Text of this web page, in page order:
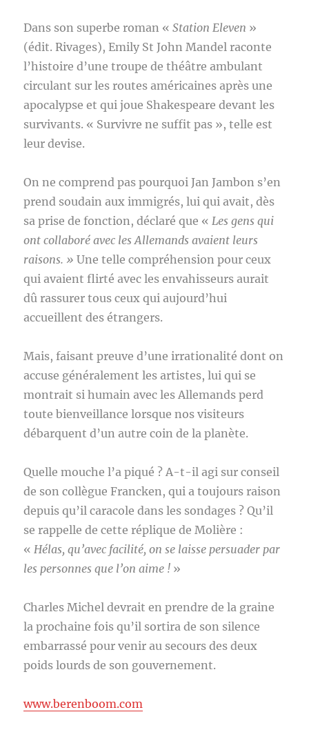
Dans son superbe roman «Station Eleven »
(édit. Rivages), Emily St John Mandel raconte
l’histoire d’une troupe de théâtre ambulant
circulant sur les routes américaines après une
apocalypse et qui joue Shakespeare devant les
survivants. « Survivre ne suffit pas », telle est
leur devise.
On ne comprend pas pourquoi Jan Jambon s’en
prend soudain aux immigrés, lui qui avait, dès
sa prise de fonction, déclaré que «Les gens qui
ont collaboré avec les Allemands avaient leurs
raisons. »Une telle compréhension pour ceux
qui avaient flirté avec les envahisseurs aurait
dû rassurer tous ceux qui aujourd’hui
accueillent des étrangers.
Mais, faisant preuve d’une irrationalité dont on
accuse généralement les artistes, lui qui se
montrait si humain avec les Allemands perd
toute bienveillance lorsque nos visiteurs
débarquent d’un autre coin de la planète.
Quelle mouche l’a piqué ? A-t-il agi sur conseil
de son collègue Francken, qui a toujours raison
depuis qu’il caracole dans les sondages ? Qu’il
se rappelle de cette réplique de Molière :
«Hélas, qu’avec facilité, on se laisse persuader par
les personnes que l’on aime ! »
Charles Michel devrait en prendre de la graine
la prochaine fois qu’il sortira de son silence
embarrassé pour venir au secours des deux
poids lourds de son gouvernement.
www.berenboom.com